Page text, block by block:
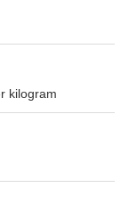
kilogram